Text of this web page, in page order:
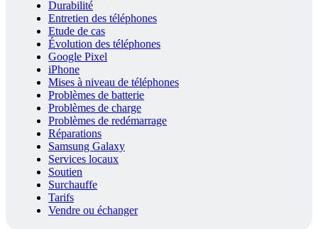
Durabilité
Entretien des téléphones
Etude de cas
Évolution des téléphones
Google Pixel
iPhone
Mises à niveau de téléphones
Problèmes de batterie
Problèmes de charge
Problèmes de redémarrage
Réparations
Samsung Galaxy
Services locaux
Soutien
Surchauffe
Tarifs
Vendre ou échanger